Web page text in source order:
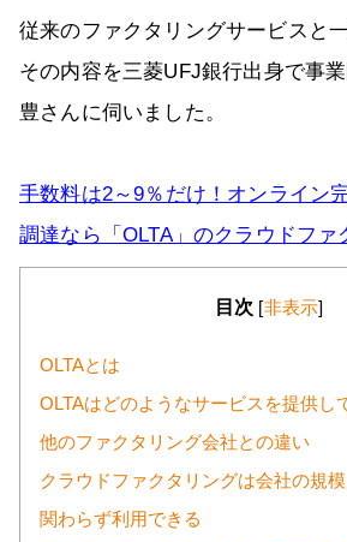
従来のファクタリングサービスと
その内容を三菱UFJ銀行出身で事
豊さんに伺いました。
手数料は2～9％だけ！オンライン
調達なら「OLTA」のクラウドファ
目次 [非表示]
OLTAとは
OLTAはどのようなサービスを提供し
他のファクタリング会社との違い
クラウドファクタリングは会社の規
関わらず利用できる